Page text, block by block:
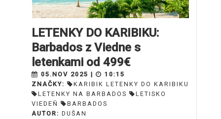
LETENKY DO KARIBIKU:
Barbados z Viedne s
letenkami od 499€
05.NOV 2025 |
10:15
ZNAČKY:
KARIBIK LETENKY DO KARIBIKU
LETENKY NA BARBADOS
LETISKO
VIEDEŇ
BARBADOS
AUTOR: DUŠAN